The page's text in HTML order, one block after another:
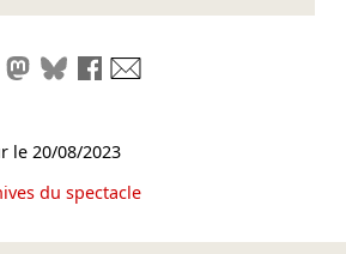
le lien
Partager sur LinkedIn
Partager sur Mastodon
Partager sur Bluesky
Partager sur Facebook
le 20/08/2023
du spectacle